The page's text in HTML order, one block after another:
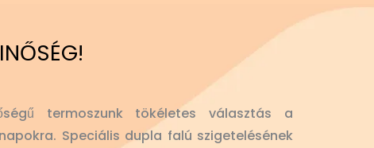
termoszunk tökéletes választás a
Speciális dupla falú szigetelésének